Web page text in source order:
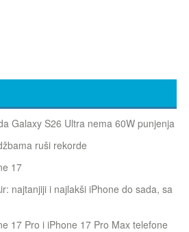
Galaxy S26 Ultra nema 60W punjenja
ruši rekorde
17
najtanjiji i najlakši iPhone do sada, sa
17 Pro i iPhone 17 Pro Max telefone